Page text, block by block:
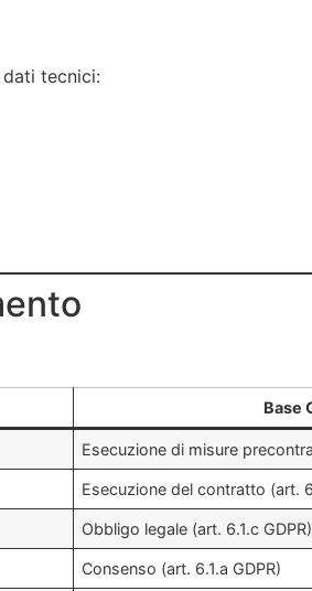
tecnici:
Base
Esecuzione di misure
Esecuzione del contratto (art.
Obbligo legale (art. 6.1.c GDPR)
Consenso (art. 6.1.a GDPR)